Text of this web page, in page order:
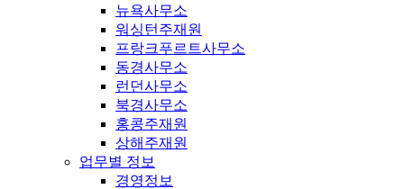
뉴욕사무소
워싱턴주재원
프랑크푸르트사무소
동경사무소
런던사무소
북경사무소
홍콩주재원
상해주재원
업무별 정보
경영정보